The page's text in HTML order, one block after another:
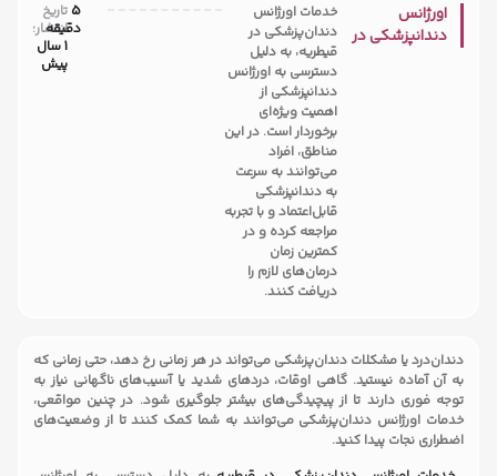
اورژانس
دندانپزشکی در
خدمات اورژانس
دندان‌پزشکی در
قیطریه، به دلیل
دسترسی به اورژانس
دندانپزشکی از
اهمیت ویژه‌ای
برخوردار است. در این
مناطق، افراد
می‌توانند به سرعت
به دندانپزشکی
قابل‌اعتماد و با تجربه
مراجعه کرده و در
کمترین زمان
درمان‌های لازم را
دریافت کنند.
5
دقیقه
تاریخ
انتشار:
1 سال
پیش
دندان‌درد یا مشکلات دندان‌پزشکی می‌تواند در هر زمانی رخ دهد، حتی زمانی که
به آن آماده نیستید. گاهی اوقات، دردهای شدید یا آسیب‌های ناگهانی نیاز به
توجه فوری دارند تا از پیچیدگی‌های بیشتر جلوگیری شود. در چنین مواقعی،
خدمات اورژانس دندان‌پزشکی می‌توانند به شما کمک کنند تا از وضعیت‌های
اضطراری نجات پیدا کنید.